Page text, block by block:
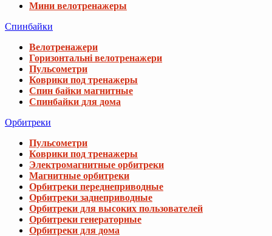
Мини велотренажеры
Спинбайки
Велотренажери
Горизонтальні велотренажери
Пульсометри
Коврики под тренажеры
Спин байки магнитные
Спинбайки для дома
Орбитреки
Пульсометри
Коврики под тренажеры
Электромагнитные орбитреки
Магнитные орбитреки
Орбитреки переднеприводные
Орбитреки заднеприводные
Орбитреки для высоких пользователей
Орбитреки генераторные
Орбитреки для дома